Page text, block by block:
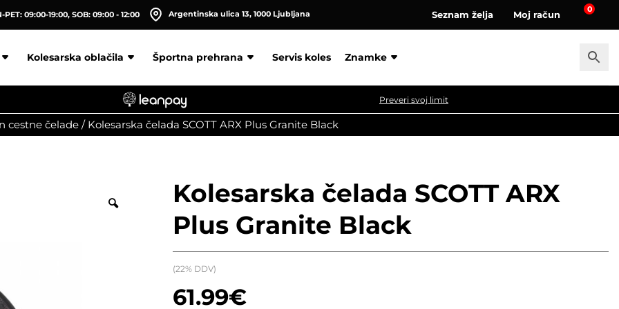
PET: 09:00-19:00, SOB: 09:00 - 12:00 Argentinska ulica 13, 1000 Ljubljana Seznam želja Moj račun 0
Kolesarska oblačila Športna prehrana Servis koles Znamke
Preveri svoj limit
cestne čelade / Kolesarska čelada SCOTT ARX Plus Granite Black
Kolesarska čelada SCOTT ARX
Plus Granite Black
61.99€
(22% DDV)